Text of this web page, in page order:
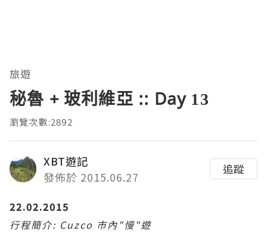
旅遊
秘魯 + 玻利維亞 :: Day 13
瀏覽次數:2892
XBT遊記
發佈於 2015.06.27
追蹤
22.02.2015
行程簡介: Cuzco 市內"慢"遊